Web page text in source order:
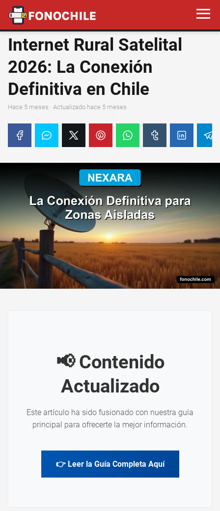
Internet Rural Satelital
2026: La Conexión
Definitiva en Chile
hace 5 meses · Actualizado hace 5 meses
📢 Contenido
Actualizado
Este artículo ha sido fusionado con nuestra guía
principal para ofrecerte la mejor información.
👉 Leer la Guía Completa Aquí